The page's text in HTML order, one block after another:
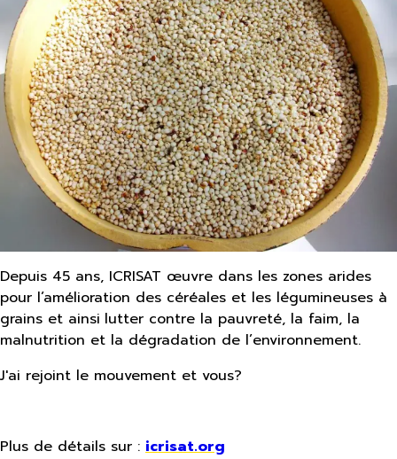
Depuis 45 ans, ICRISAT œuvre dans les zones arides
pour l’amélioration des céréales et les légumineuses à
grains et ainsi lutter contre la pauvreté, la faim, la
malnutrition et la dégradation de l’environnement.
J'ai rejoint le mouvement et vous?
Plus de détails sur : icrisat.org